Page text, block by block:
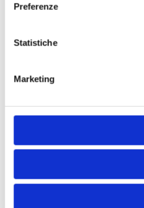
Preferenze
Statistiche
Marketing